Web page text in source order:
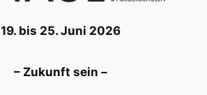
19. bis 25. Juni 2026
– Zukunft sein –